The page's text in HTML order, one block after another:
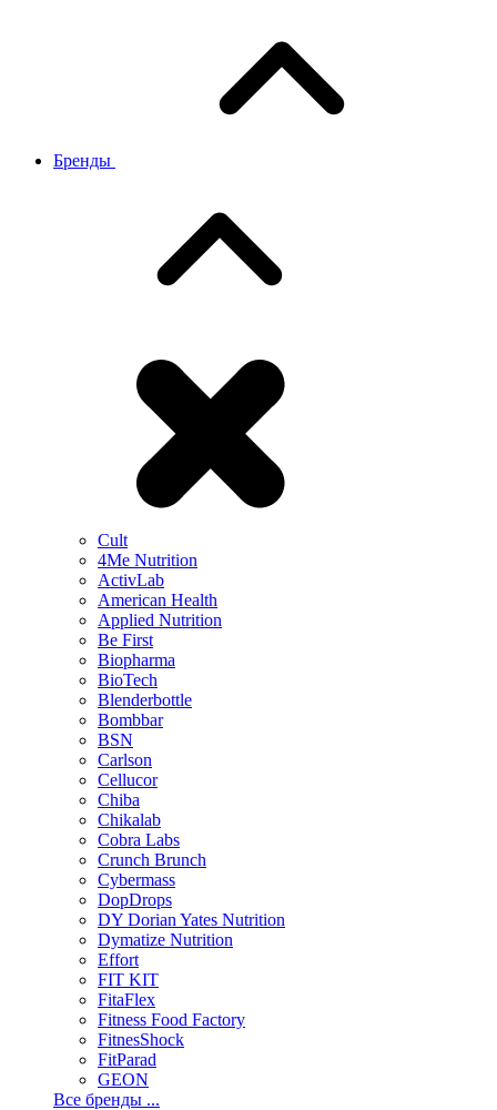
Бренды
Cult
4Me Nutrition
ActivLab
American Health
Applied Nutrition
Be First
Biopharma
BioTech
Blenderbottle
Bombbar
BSN
Carlson
Cellucor
Chiba
Chikalab
Cobra Labs
Crunch Brunch
Cybermass
DopDrops
DY Dorian Yates Nutrition
Dymatize Nutrition
Effort
FIT KIT
FitaFlex
Fitness Food Factory
FitnesShock
FitParad
GEON
Все бренды ...